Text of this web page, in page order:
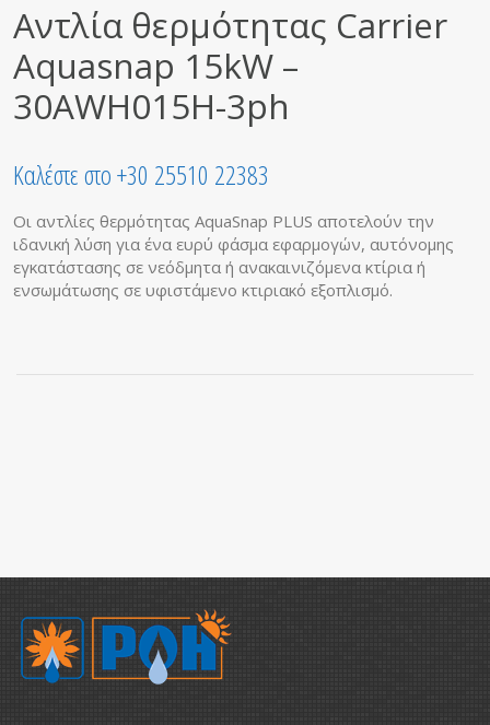
Αντλία θερμότητας Carrier
Aquasnap 15kW –
30AWH015H-3ph
Καλέστε στο +30 25510 22383
Οι αντλίες θερμότητας AquaSnap PLUS αποτελούν την
ιδανική λύση για ένα ευρύ φάσμα εφαρμογών, αυτόνομης
εγκατάστασης σε νεόδμητα ή ανακαινιζόμενα κτίρια ή
ενσωμάτωσης σε υφιστάμενο κτιριακό εξοπλισμό.